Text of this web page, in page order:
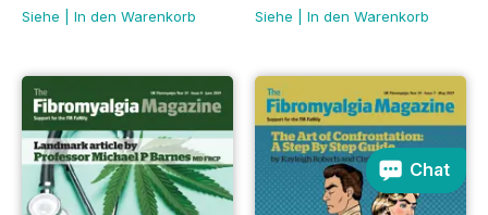
Siehe
In den Warenkorb
Siehe
In den Warenkorb
Chat